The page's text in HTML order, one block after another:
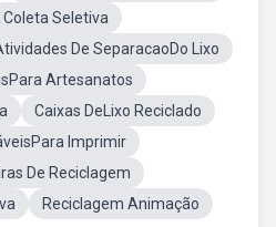
Coleta Seletiva
De SeparacaoDo Lixo
Artesanatos
Caixas DeLixo Reciclado
Imprimir
De Reciclagem
Reciclagem Animação